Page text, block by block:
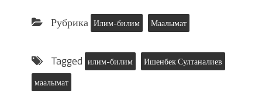
Рубрика Илим-билим Маалымат
Tagged илим-билим
Ишенбек Султаналиев
маалымат